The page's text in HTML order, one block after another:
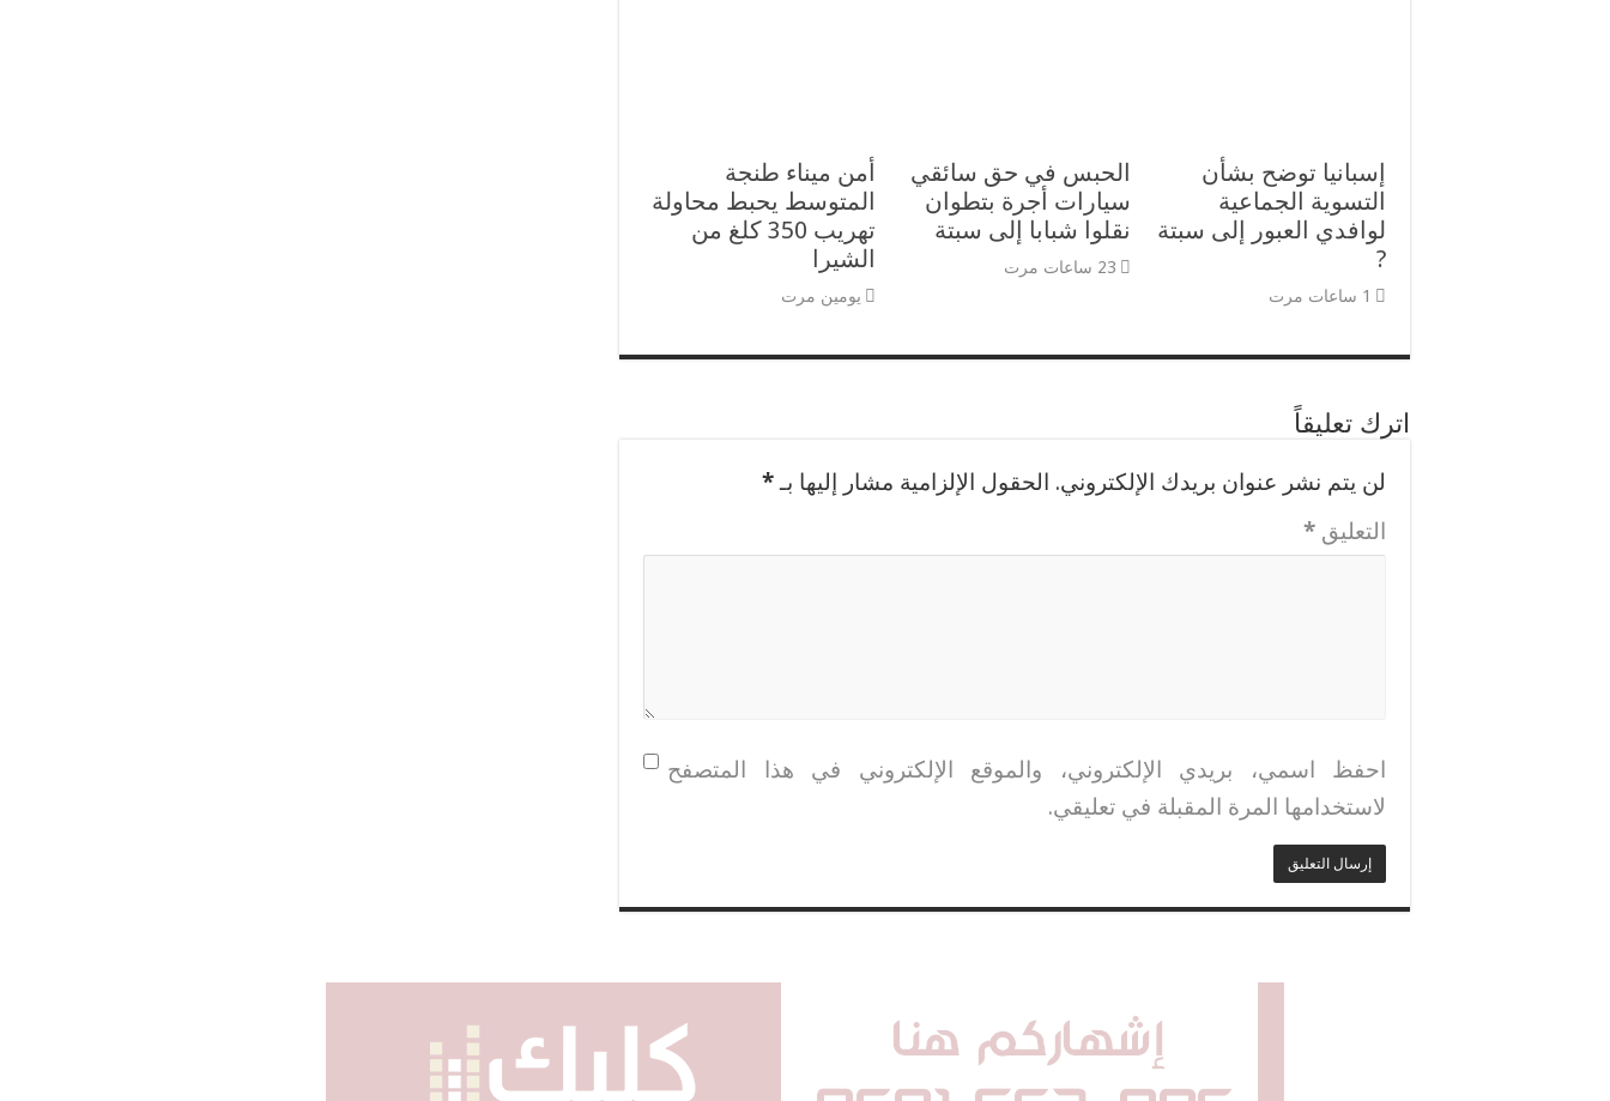
إسبانيا توضح بشأن
التسوية الجماعية
لوافدي العبور إلى سبتة
?
1 ساعات مرت
الحبس في حق سائقي
سيارات أجرة بتطوان
نقلوا شبابا إلى سبتة
23 ساعات مرت
أمن ميناء طنجة
المتوسط يحبط محاولة
تهريب 350 كلغ من
الشيرا
يومين مرت
اترك تعليقاً
لن يتم نشر عنوان بريدك الإلكتروني. الحقول الإلزامية مشار إليها بـ*
التعليق *
احفظ اسمي، بريدي الإلكتروني، والموقع الإلكتروني في هذا المتصفح
لاستخدامها المرة المقبلة في تعليقي.